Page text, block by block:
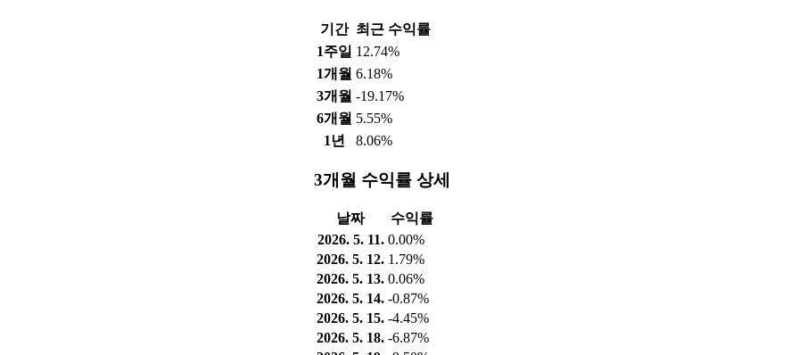
기간 최근 수익률
1주일 12.74%
1개월 6.18%
3개월 -19.17%
6개월 5.55%
1년
8.06%
3개월 수익률 상세
날짜
수익률
2026. 5. 11. 0.00%
2026. 5. 12. 1.79%
2026. 5. 13. 0.06%
2026. 5. 14. -0.87%
2026. 5. 15. -4.45%
2026. 5. 18. -6.87%